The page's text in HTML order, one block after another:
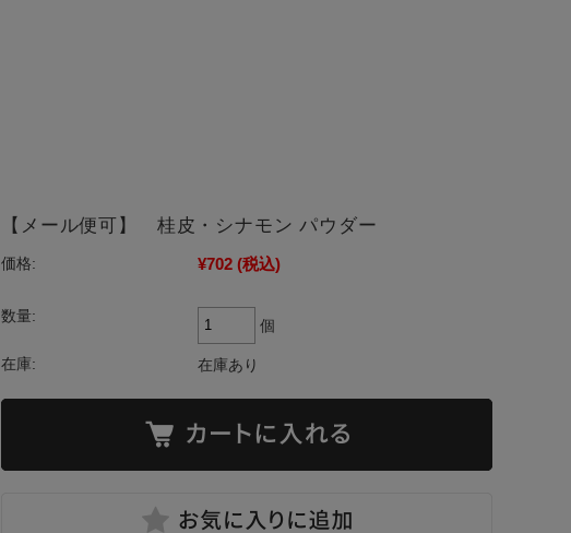
【メール便可】 桂皮・シナモン パウダー
価格: ¥702 (税込)
数量:
個
在庫: 在庫あり